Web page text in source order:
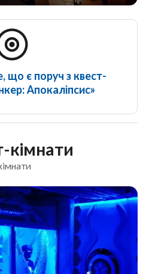
що є поруч з квест-
Апокаліпсис»
кімнати